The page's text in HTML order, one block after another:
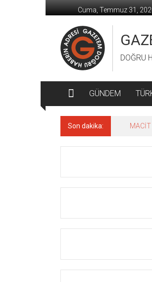
geç
Cuma, Temmuz 31,
DOĞRU
GÜNDEM
Son dakika: MACİT